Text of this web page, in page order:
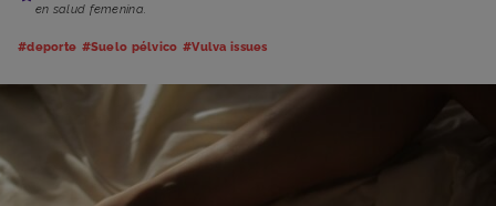
en salud femenina.
#deporte #Suelo pélvico #Vulva issues